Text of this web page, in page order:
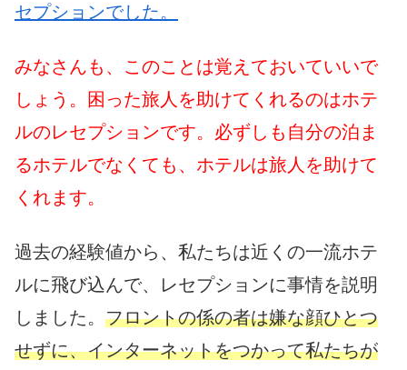
セプションでした。
みなさんも、このことは覚えておいていいで
しょう。困った旅人を助けてくれるのはホテ
ルのレセプションです。必ずしも自分の泊ま
るホテルでなくても、ホテルは旅人を助けて
くれます。
過去の経験値から、私たちは近くの一流ホテ
ルに飛び込んで、レセプションに事情を説明
しました。 フロントの係の者は嫌な顔ひとつ
せずに、インターネットをつかって私たちが